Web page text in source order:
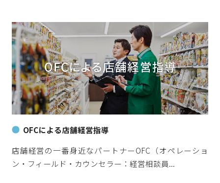
OFCによる店舗経営指導
店舗経営の一番身近なパートナーOFC（オペレーショ
ン・フィールド・カウンセラー：経営相談員...